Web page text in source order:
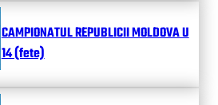
CAMPIONATUL REPUBLICII MOLDOVA U
14 (fete)